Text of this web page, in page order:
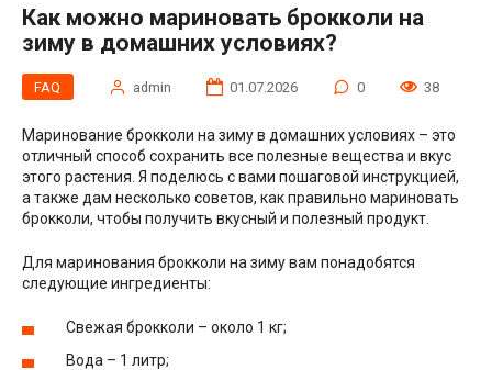
Как можно мариновать брокколи на
зиму в домашних условиях?
FAQ admin 01.07.2026 0 38
Маринование брокколи на зиму в домашних условиях – это
отличный способ сохранить все полезные вещества и вкус
этого растения. Я поделюсь с вами пошаговой инструкцией,
а также дам несколько советов, как правильно мариновать
брокколи, чтобы получить вкусный и полезный продукт.
Для маринования брокколи на зиму вам понадобятся
следующие ингредиенты:
Свежая брокколи – около 1 кг;
Вода – 1 литр;